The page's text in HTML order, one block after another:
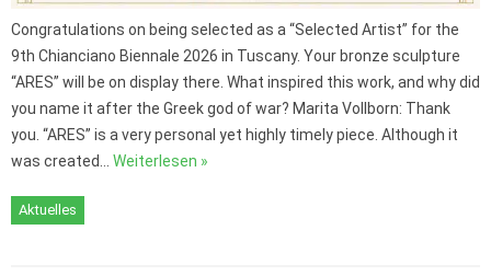
Congratulations on being selected as a “Selected Artist” for the
9th Chianciano Biennale 2026 in Tuscany. Your bronze sculpture
“ARES” will be on display there. What inspired this work, and why did
you name it after the Greek god of war? Marita Vollborn: Thank
you. “ARES” is a very personal yet highly timely piece. Although it
was created… Weiterlesen »
Aktuelles